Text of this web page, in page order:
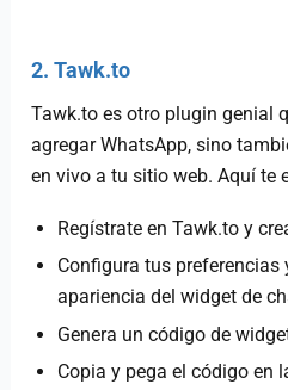
2. Tawk.to
Tawk.to es otro plugin genial
agregar WhatsApp, sino
en vivo a tu sitio web. Aquí te
Regístrate en Tawk.to y
Configura tus preferencias
apariencia del widget de
Genera un código de
Copia y pega el código en